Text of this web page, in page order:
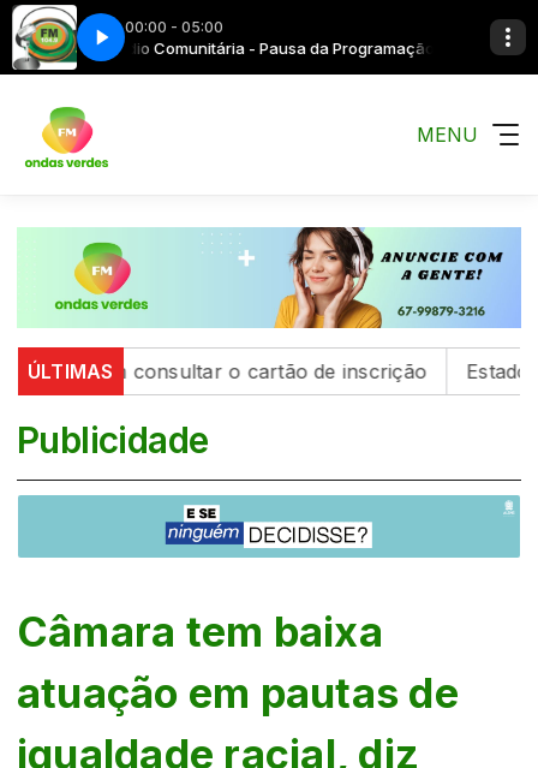
00:00 - 05:00
Rádio Comunitária - Pausa da Programação Até as
MENU
ÚLTIMAS
consultar o cartão de inscrição Estado de São
Publicidade
Câmara tem baixa
atuação em pautas de
igualdade racial, diz